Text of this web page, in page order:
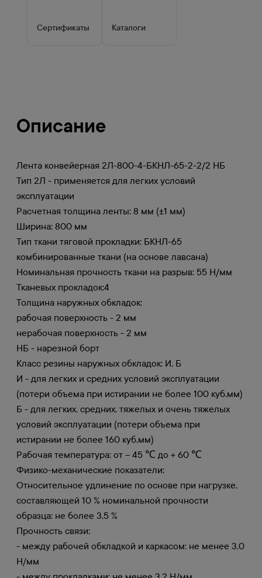
Сертификаты Каталоги
Описание
Лента конвейерная 2Л-800-4-БКНЛ-65-2-2/2 НБ
Тип 2Л - применяется для легких условий
эксплуатации
Расчетная толщина ленты: 8 мм (±1 мм)
Ширина: 800 мм
Тип ткани тяговой прокладки: БКНЛ-65
комбинированные ткани (на основе лавсана)
Номинальная прочность ткани на разрыв: 55 Н/мм
Тканевых прокладок:4
Толщина наружных обкладок:
рабочая поверхность - 2 мм
нерабочая поверхность - 2 мм
НБ - нарезной борт
Класс резины наружных обкладок: И, Б
И - для легких и средних условий эксплуатации
(потери объема при истирании не более 100 куб.мм)
Б - для легких, средних, тяжелых и очень тяжелых
условий эксплуатации (потери объема при
истирании не более 160 куб.мм)
Рабочая температура: от – 45 ℃ до + 60 ℃
Физико-механические показатели:
Относительное удлинение по основе при нагрузке,
составляющей 10 % номинальной прочности
образца: не более 3,5 %
Прочность связи:
- между рабочей обкладкой и каркасом: не менее 3,0
Н/мм